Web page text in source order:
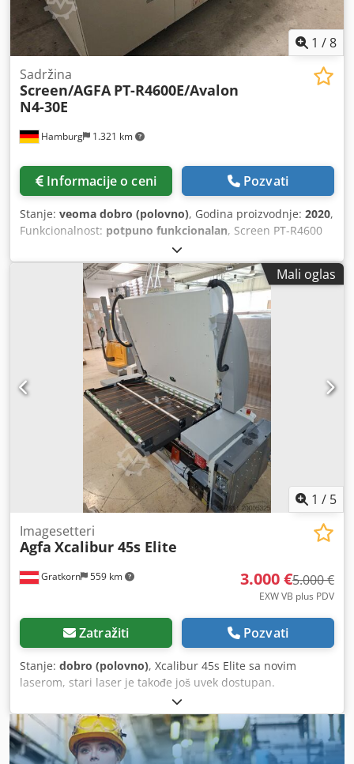
1 /8
Hamburg 1.321 km
Sadržina
Screen/AGFA PT-R4600E/Avalon
N4-30E
Informacije o ceni Pozvati
Stanje: veoma dobro (polovno), Godina proizvodnje: 2020,
Funkcionalnost: potpuno funkcionalan, Screen PT-R4600
E/ Avalon N4-30 E Serijski broj 462xxx, 16 fiber spojenih
dioda, Brojač ploča: 10.792 Vreme ekspozicije: 1.045 h
Screen Blackbox mrežni interfejs EP-B101 RIP na zahtev.
Sve ponude podložne prethodnoj prodaji. Chjdpexlf Rvefx
Mali oglas
1 / 5
Gratkorn 559 km
Imagesetteri
Agfa Xcalibur 45s Elite
3.000 €5.000 €
EXW VB plus PDV
Zatražiti Pozvati
Stanje: dobro (polovno), Xcalibur 45s Elite sa novim
laserom, stari laser je takođe još uvek dostupan.